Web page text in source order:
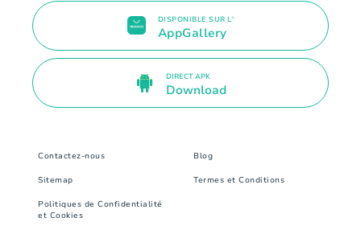
DISPONIBLE SUR L'
AppGallery
DIRECT APK
Download
Contactez-nous Blog
Sitemap Termes et Conditions
Politiques de Confidentialité
et Cookies